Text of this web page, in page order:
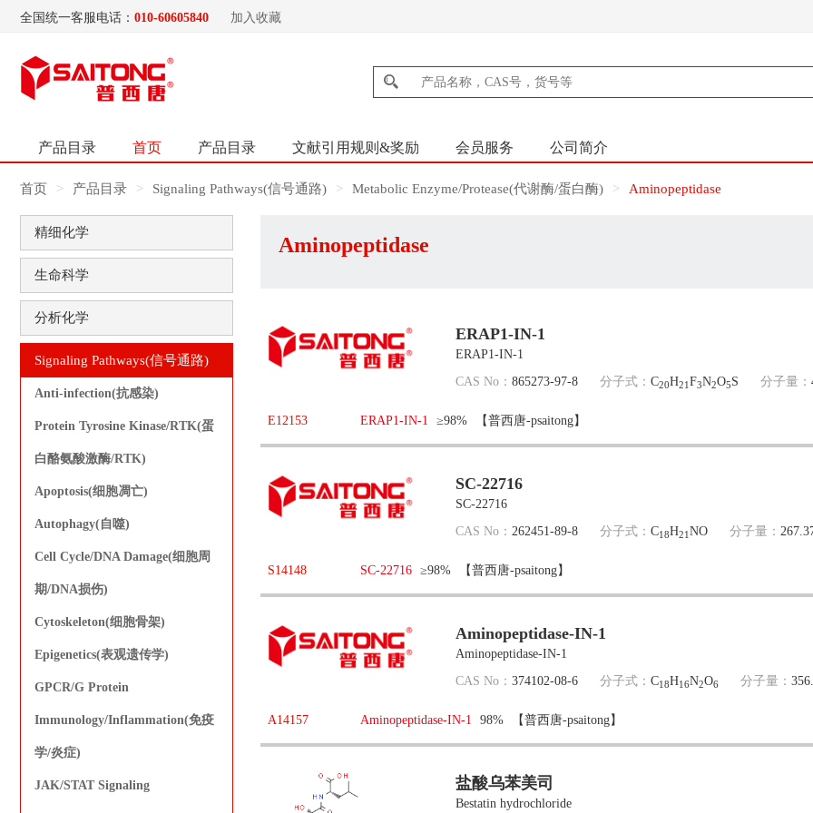
全国统一客服电话： 010-60605840 加入收藏
产品目录 首页 产品目录 文献引用规则&奖励 会员服务 公司简介
首页 产品目录 Signaling Pathways(信号通路) Metabolic Enzyme/Protease(代谢酶/蛋白酶) Aminopeptidase
精细化学
生命科学
分析化学
Signaling Pathways(信号通路)
Anti-infection(抗感染)
Protein Tyrosine Kinase/RTK(蛋
白酪氨酸激酶/RTK)
Apoptosis(细胞凋亡)
Autophagy(自噬)
Cell Cycle/DNA Damage(细胞周
期/DNA损伤)
Cytoskeleton(细胞骨架)
Epigenetics(表观遗传学)
GPCR/G Protein
Immunology/Inflammation(免疫
学/炎症)
JAK/STAT Signaling
Aminopeptidase
ERAP1-IN-1
ERAP1-IN-1
CAS No： 865273-97-8 分子式： C20H21 F3N2O5S 分子量：
E12153 ERAP1-IN-1 ≥98% 【普西唐-psaitong】
SC-22716
SC-22716
CAS No： 262451-89-8 分子式： C18H21 NO 分子量：
S14148 SC-22716 ≥98% 【普西唐-psaitong】
Aminopeptidase-IN-1
Aminopeptidase-IN-1
CAS No： 374102-08-6 分子式： C18H16N2O6 分子量：
A14157 Aminopeptidase-IN-1 98% 【普西唐-psaitong】
盐酸乌苯美司
Bestatin hydrochloride